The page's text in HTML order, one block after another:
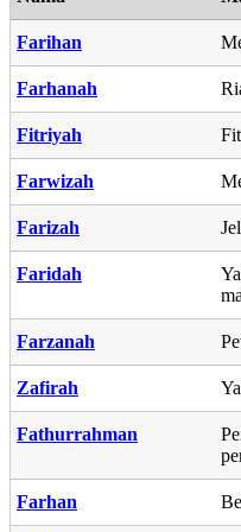
Farihan
Farhanah
Fitriyah
Farwizah
Farizah
Faridah
Farzanah
Zafirah
Fathurrahman
Farhan